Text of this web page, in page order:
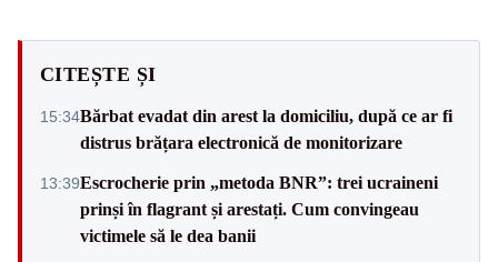
CITEȘTE ȘI
15:34Bărbat evadat din arest la domiciliu, după ce ar fi
distrus brățara electronică de monitorizare
13:39Escrocherie prin „metoda BNR”: trei ucraineni
prinși în flagrant și arestați. Cum convingeau
victimele să le dea banii